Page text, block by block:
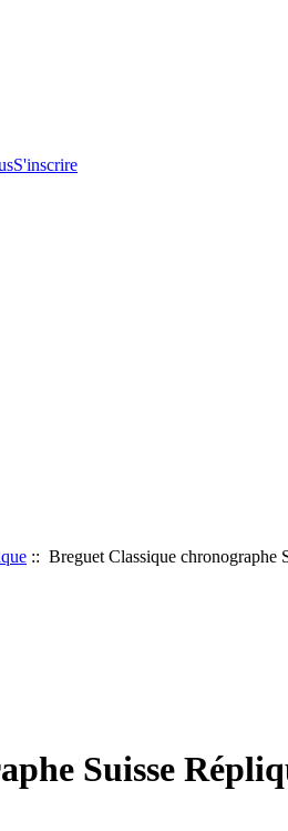
S'inscrire
:: Breguet Classique chronographe
Suisse